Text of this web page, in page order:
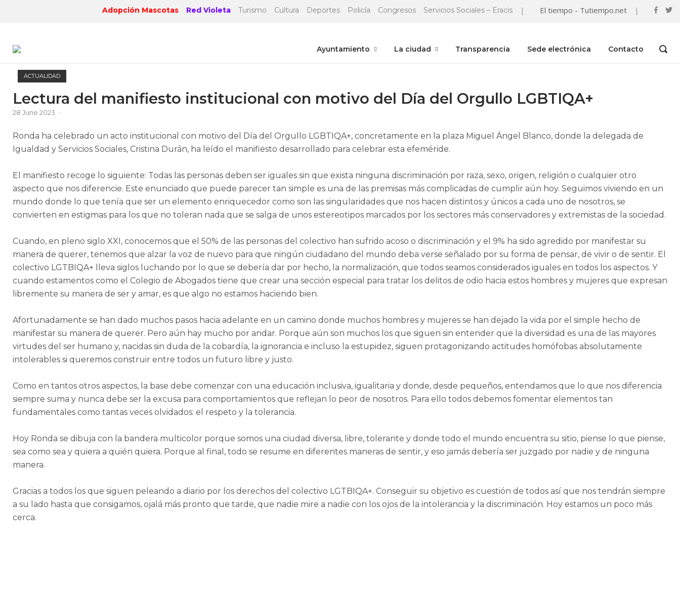
Adopción Mascotas Red Violeta Turismo Cultura Deportes Policía Congresos Servicios Sociales – Eracis | El tiempo - Tutiempo.net |
Ayuntamiento La ciudad Transparencia Sede electrónica Contacto
OPEN
ACTUALIDAD
Lectura del manifiesto institucional con motivo del Día del Orgullo LGBTIQA+
28 June 2023
Ronda ha celebrado un acto institucional con motivo del Día del Orgullo LGBTIQA+, concretamente en la plaza Miguel Ángel Blanco, donde la delegada de
Igualdad y Servicios Sociales, Cristina Durán, ha leído el manifiesto desarrollado para celebrar esta efeméride.
El manifiesto recoge lo siguiente: Todas las personas deben ser iguales sin que exista ninguna discriminación por raza, sexo, origen, religión o cualquier otro
aspecto que nos diferencie. Este enunciado que puede parecer tan simple es una de las premisas más complicadas de cumplir aún hoy. Seguimos viviendo en un
mundo donde lo que tenía que ser un elemento enriquecedor como son las singularidades que nos hacen distintos y únicos a cada uno de nosotros, se
convierten en estigmas para los que no toleran nada que se salga de unos estereotipos marcados por los sectores más conservadores y extremistas de la sociedad.
Cuando, en pleno siglo XXI, conocemos que el 50% de las personas del colectivo han sufrido acoso o discriminación y el 9% ha sido agredido por manifestar su
manera de querer, tenemos que alzar la voz de nuevo para que ningún ciudadano del mundo deba verse señalado por su forma de pensar, de vivir o de sentir. El
colectivo LGTBIQA+ lleva siglos luchando por lo que se debería dar por hecho, la normalización, que todos seamos considerados iguales en todos los aspectos. Y
cuando estamentos como el Colegio de Abogados tiene que crear una sección especial para tratar los delitos de odio hacia estos hombres y mujeres que expresan
libremente su manera de ser y amar, es que algo no estamos haciendo bien.
Afortunadamente se han dado muchos pasos hacia adelante en un camino donde muchos hombres y mujeres se han dejado la vida por el simple hecho de
manifestar su manera de querer. Pero aún hay mucho por andar. Porque aún son muchos los que siguen sin entender que la diversidad es una de las mayores
virtudes del ser humano y, nacidas sin duda de la cobardía, la ignorancia e incluso la estupidez, siguen protagonizando actitudes homófobas absolutamente
intolerables si queremos construir entre todos un futuro libre y justo.
Como en tantos otros aspectos, la base debe comenzar con una educación inclusiva, igualitaria y donde, desde pequeños, entendamos que lo que nos diferencia
siempre suma y nunca debe ser la excusa para comportamientos que reflejan lo peor de nosotros. Para ello todos debemos fomentar elementos tan
fundamentales como tantas veces olvidados: el respeto y la tolerancia.
Hoy Ronda se dibuja con la bandera multicolor porque somos una ciudad diversa, libre, tolerante y donde todo el mundo encuentra su sitio, piense lo que piense,
sea como sea y quiera a quién quiera. Porque al final, todo se resume en diferentes maneras de sentir, y eso jamás debería ser juzgado por nadie y de ninguna
manera.
Gracias a todos los que siguen peleando a diario por los derechos del colectivo LGTBIQA+. Conseguir su objetivo es cuestión de todos así que nos tendrán siempre
a su lado hasta que consigamos, ojalá más pronto que tarde, que nadie mire a nadie con los ojos de la intolerancia y la discriminación. Hoy estamos un poco más
cerca.